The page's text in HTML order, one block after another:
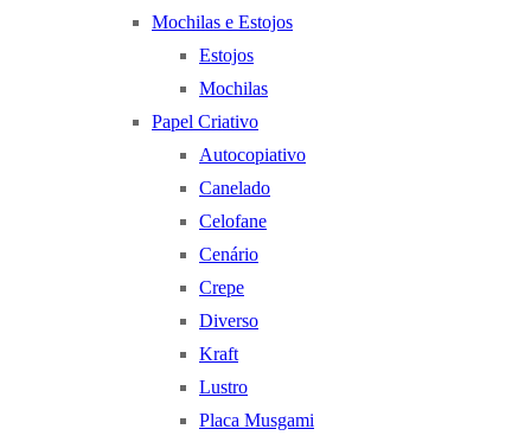
Mochilas e Estojos
Estojos
Mochilas
Papel Criativo
Autocopiativo
Canelado
Celofane
Cenário
Crepe
Diverso
Kraft
Lustro
Placa Musgami